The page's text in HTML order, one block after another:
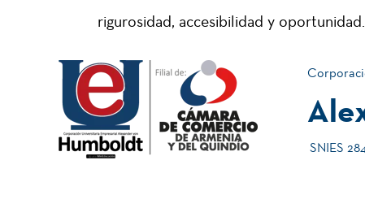
rigurosidad, accesibilidad y oportunidad.
SNIES